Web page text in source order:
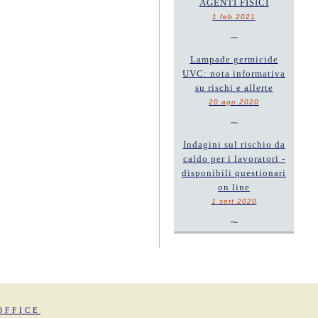
AGENTI FISICI
1 feb 2021
~
Lampade germicide
UVC: nota informativa
su rischi e allerte
20 ago 2020
~
Indagini sul rischio da
caldo per i lavoratori -
disponibili questionari
on line
1 sett 2020
~